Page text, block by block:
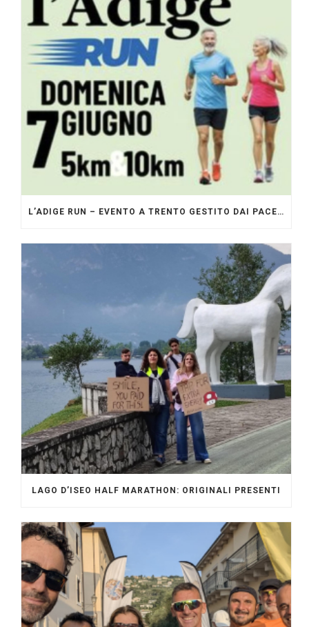
L’ADIGE RUN – EVENTO A TRENTO GESTITO DAI PACERS GLI ORIGINALI
LAGO D’ISEO HALF MARATHON: ORIGINALI PRESENTI